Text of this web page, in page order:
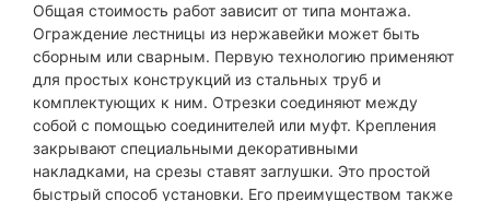
Общая стоимость работ зависит от типа монтажа.
Ограждение лестницы из нержавейки может быть
сборным или сварным. Первую технологию применяют
для простых конструкций из стальных труб и
комплектующих к ним. Отрезки соединяют между
собой с помощью соединителей или муфт. Крепления
закрывают специальными декоративными
накладками, на срезы ставят заглушки. Это простой
быстрый способ установки. Его преимуществом также